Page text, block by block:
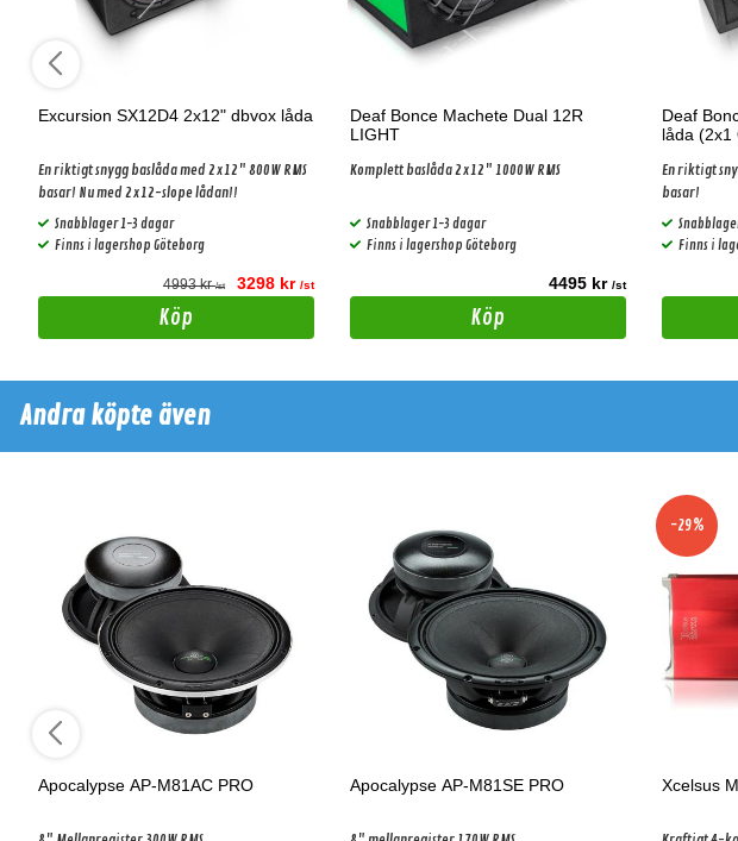
Excursion SX12D4 2x12" dbvox låda
En riktigt snygg baslåda med 2x12" 800W RMS
basar! Nu med 2x12-slope lådan!!
Snabblager 1-3 dagar
Finns i lagershop Göteborg
4993 kr/st 3298 kr /st
Köp
Deaf Bonce Machete Dual 12R
LIGHT
Komplett baslåda 2x12" 1000W RMS
Snabblager 1-3 dagar
Finns i lagershop Göteborg
4495 kr /st
Köp
Deaf
låda (2x1
En riktigt
basar!
Finns i
Andra köpte även
Apocalypse AP-M81AC PRO Apocalypse AP-M81SE PRO
-29%
Xcelsus